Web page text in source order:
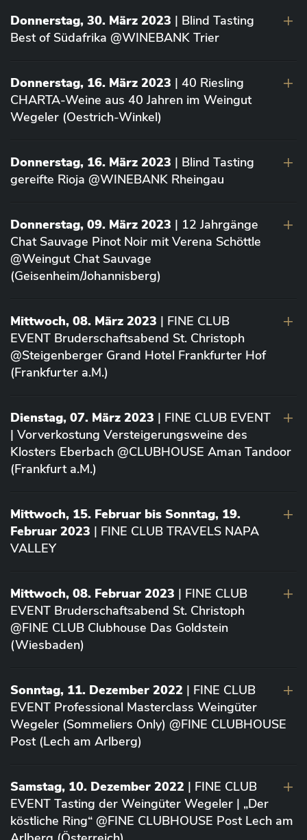
Donnerstag, 30. März 2023 | Blind Tasting
Best of Südafrika @WINEBANK Trier
Donnerstag, 16. März 2023 | 40 Riesling
CHARTA-Weine aus 40 Jahren im Weingut
Wegeler (Oestrich-Winkel)
Donnerstag, 16. März 2023 | Blind Tasting
gereifte Rioja @WINEBANK Rheingau
Donnerstag, 09. März 2023 | 12 Jahrgänge
Chat Sauvage Pinot Noir mit Verena Schöttle
@Weingut Chat Sauvage
(Geisenheim/Johannisberg)
Mittwoch, 08. März 2023 | FINE CLUB
EVENT Bruderschaftsabend St. Christoph
@Steigenberger Grand Hotel Frankfurter Hof
(Frankfurter a.M.)
Dienstag, 07. März 2023 | FINE CLUB EVENT
| Vorverkostung Versteigerungsweine des
Klosters Eberbach @CLUBHOUSE Aman Tandoor
(Frankfurt a.M.)
Mittwoch, 15. Februar bis Sonntag, 19.
Februar 2023 | FINE CLUB TRAVELS NAPA
VALLEY
Mittwoch, 08. Februar 2023 | FINE CLUB
EVENT Bruderschaftsabend St. Christoph
@FINE CLUB Clubhouse Das Goldstein
(Wiesbaden)
Sonntag, 11. Dezember 2022 | FINE CLUB
EVENT Professional Masterclass Weingüter
Wegeler (Sommeliers Only) @FINE CLUBHOUSE
Post (Lech am Arlberg)
Samstag, 10. Dezember 2022 | FINE CLUB
EVENT Tasting der Weingüter Wegeler | „Der
köstliche Ring“ @FINE CLUBHOUSE Post Lech am